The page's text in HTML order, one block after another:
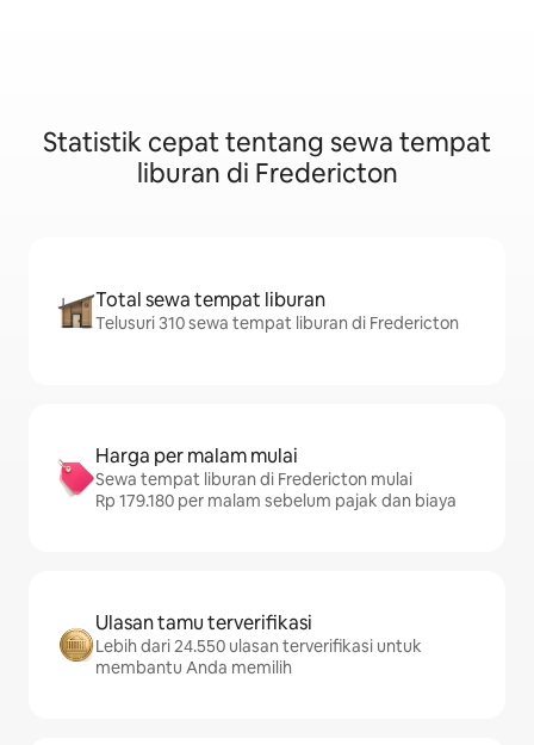
Statistik cepat tentang sewa tempat
liburan di Fredericton
Total sewa tempat liburan
Telusuri 310 sewa tempat liburan di Fredericton
Harga per malam mulai
Sewa tempat liburan di Fredericton mulai
Rp 179.180 per malam sebelum pajak dan biaya
Ulasan tamu terverifikasi
Lebih dari 24.550 ulasan terverifikasi untuk
membantu Anda memilih